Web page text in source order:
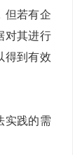
但若有企
对其进行
得到有效
实践的需